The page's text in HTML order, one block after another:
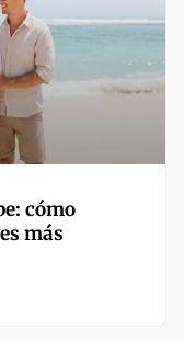
cómo
más